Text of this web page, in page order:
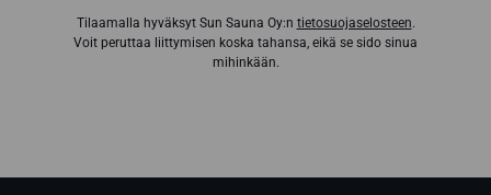
Tilaamalla hyväksyt Sun Sauna Oy:n tietosuojaselosteen.
Voit peruttaa liittymisen koska tahansa, eikä se sido sinua
mihinkään.